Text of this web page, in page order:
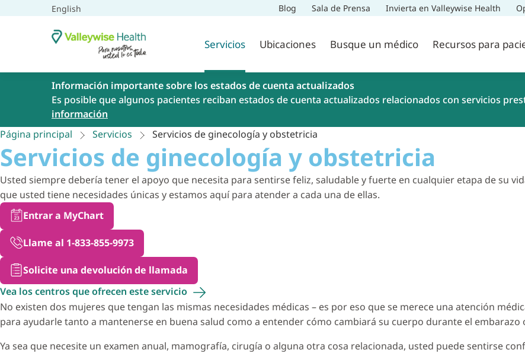
English Blog Sala de Prensa Invierta en Valleywise Health
Servicios Ubicaciones Busque un médico Recursos para
Información importante sobre los estados de cuenta actualizados
Es posible que algunos pacientes reciban estados de cuenta actualizados relacionados con servicios
información
Página principal
Servicios Servicios de ginecología y obstetricia
Servicios de ginecología y obstetricia
Usted siempre debería tener el apoyo que necesita para sentirse feliz, saludable y fuerte en cualquier etapa de su
que usted tiene necesidades únicas y estamos aquí para atender a cada una de ellas.
Entrar a MyChart
Llame al 1-833-855-9973
Solicite una devolución de llamada
Vea los centros que ofrecen esteservicio
No existen dos mujeres que tengan las mismas necesidades médicas – es por eso que se merece una atención
para ayudarle tanto a mantenerse en buena salud como a entender cómo cambiará su cuerpo durante el embarazo
Ya sea que necesite un examen anual, mamografía, cirugía o alguna otra cosa relacionada, usted puede sentirse